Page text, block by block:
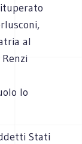
al
lo
Stati